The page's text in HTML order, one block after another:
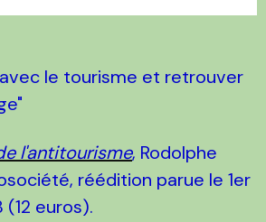
l'antitourisme, Rodolphe
réédition parue le 1er
euros).